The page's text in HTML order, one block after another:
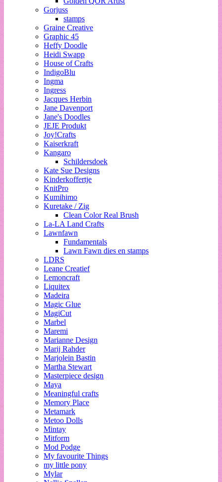
Gorjuss
stamps
Graine Creative
Graphic 45
Heffy Doodle
Heidi Swapp
House of Crafts
IndigoBlu
Ingma
Ingress
Jacques Herbin
Jane Davenport
Jane's Doodles
JEJE Produkt
Joy!Crafts
Kaiserkraft
Kangaro
Schildersdoek
Kate Sue Designs
Kinderkoffertje
KnitPro
Kumihimo
Kuretake / Zig
Clean Color Real Brush
La-LA Land Crafts
Lawnfawn
Fundamentals
Lawn Fawn dies en stamps
LDRS
Leane Creatief
Lemoncraft
Liquitex
Madeira
Magic Glue
MagiCut
Marbel
Maremi
Marianne Design
Marij Rahder
Marjolein Bastin
Martha Stewart
Masterpiece design
Maya
Meaningful crafts
Memory Place
Metamark
Metoo Dolls
Mintay
Mitform
Mod Podge
My favourite Things
my little pony
Mylar